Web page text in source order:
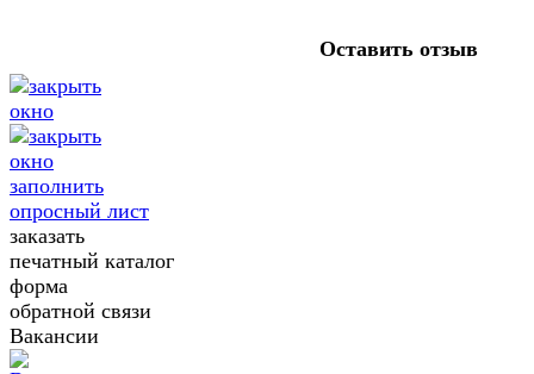
Оставить отзыв
заполнить
опросный лист
заказать
печатный каталог
форма
обратной связи
Вакансии